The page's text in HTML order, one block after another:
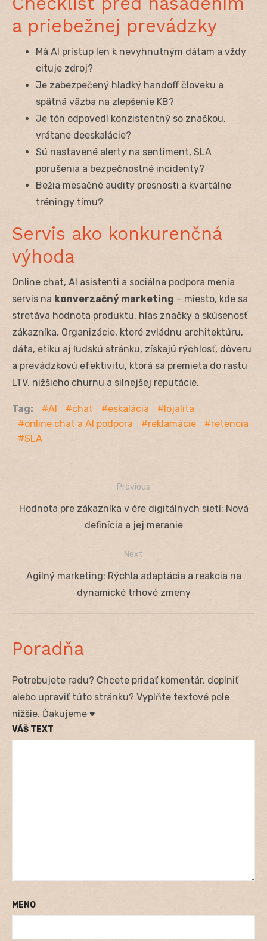
a priebežnej prevádzky
Má AI prístup len k nevyhnutným dátam a vždy
cituje zdroj?
Je zabezpečený hladký handoff človeku a
spätná väzba na zlepšenie KB?
Je tón odpovedí konzistentný so značkou,
vrátane deeskalácie?
Sú nastavené alerty na sentiment, SLA
porušenia a bezpečnostné incidenty?
Bežia mesačné audity presnosti a kvartálne
tréningy tímu?
Servis ako konkurenčná
výhoda
Online chat, AI asistenti a sociálna podpora menia
servis na konverzačný marketing – miesto, kde sa
stretáva hodnota produktu, hlas značky a skúsenosť
zákazníka. Organizácie, ktoré zvládnu architektúru,
dáta, etiku aj ľudskú stránku, získajú rýchlosť, dôveru
a prevádzkovú efektivitu, ktorá sa premieta do rastu
LTV, nižšieho churnu a silnejšej reputácie.
Tag: AI chat eskalácia
lojalita
online chat a AI podpora
reklamácie
retencia
SLA
Navigácia
Previous
Previous
Hodnota pre zákazníka v ére digitálnych sietí: Nová
definícia a jej meranie
Next
Next
Agilný marketing: Rýchla adaptácia a reakcia na
dynamické trhové zmeny
Poradňa
Potrebujete radu? Chcete pridať komentár, doplniť
alebo upraviť túto stránku? Vyplňte textové pole
nižšie. Ďakujeme ♥
VÁŠ TEXT
MENO